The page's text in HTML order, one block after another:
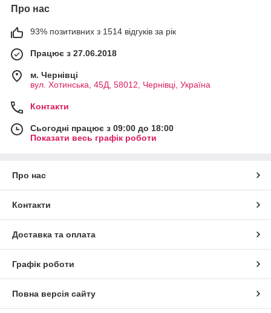
Про нас
93% позитивних з 1514 відгуків за рік
Працює з 27.06.2018
м. Чернівці
вул. Хотинська, 45Д, 58012, Чернівці, Україна
Контакти
Сьогодні працює з 09:00 до 18:00
Показати весь графік роботи
Про нас
Контакти
Доставка та оплата
Графік роботи
Повна версія сайту